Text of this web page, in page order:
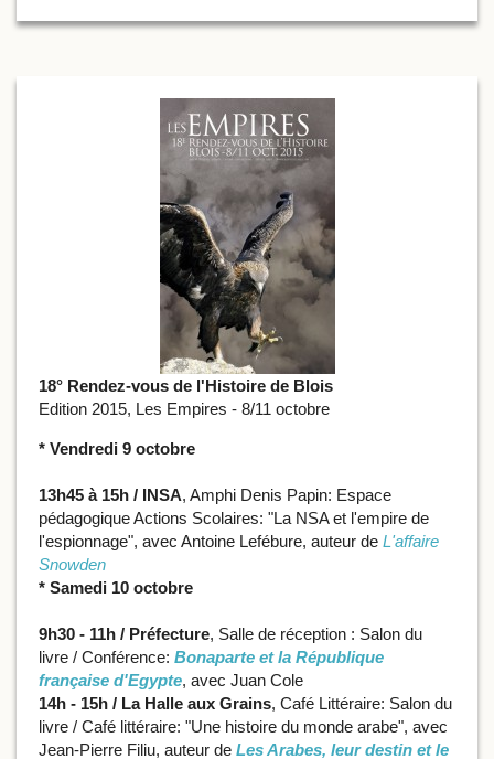
18° Rendez-vous de l'Histoire de Blois
Edition 2015, Les Empires - 8/11 octobre
* Vendredi 9 octobre
13h45 à 15h / INSA, Amphi Denis Papin: Espace
pédagogique Actions Scolaires: "La NSA et l'empire de
l'espionnage", avec Antoine Lefébure, auteur de L'affaire
Snowden
* Samedi 10 octobre
9h30 - 11h / Préfecture, Salle de réception : Salon du
livre / Conférence: Bonaparte et la République
française d'Egypte, avec Juan Cole
14h - 15h / La Halle aux Grains, Café Littéraire: Salon du
livre / Café littéraire: "Une histoire du monde arabe", avec
Jean-Pierre Filiu, auteur de Les Arabes, leur destin et le